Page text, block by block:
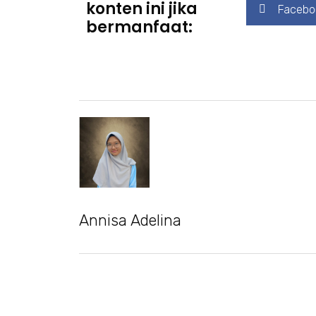
konten ini jika
bermanfaat:
Annisa Adelina